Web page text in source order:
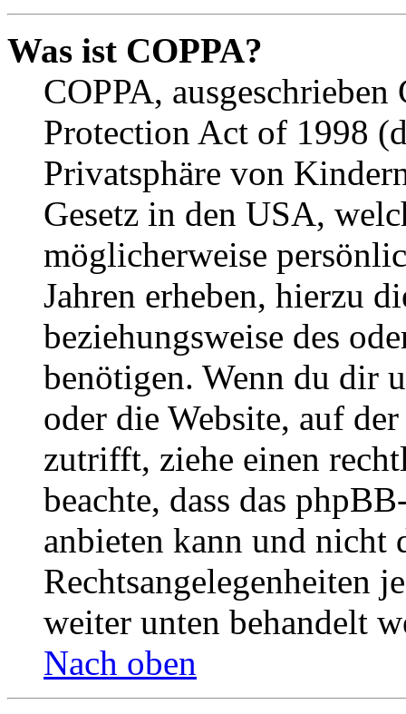
Was ist COPPA?
COPPA,
Protection Act of 1998
Privatsphäre von
Gesetz in den USA,
möglicherweise
Jahren erheben, hierzu
beziehungsweise des
benötigen. Wenn du dir
oder die Website, auf
zutrifft, ziehe einen
beachte, dass das
anbieten kann und nicht
Rechtsangelegenheiten
weiter unten behandelt
Nach oben